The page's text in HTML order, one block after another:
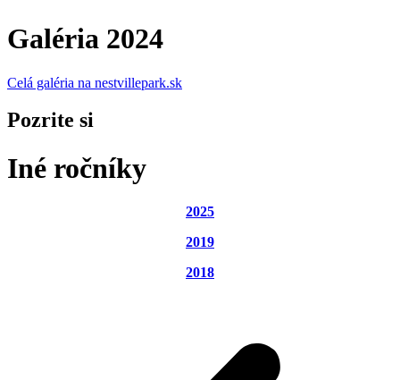
Galéria 2024
Celá galéria na nestvillepark.sk
Pozrite si
Iné ročníky
2025
2019
2018